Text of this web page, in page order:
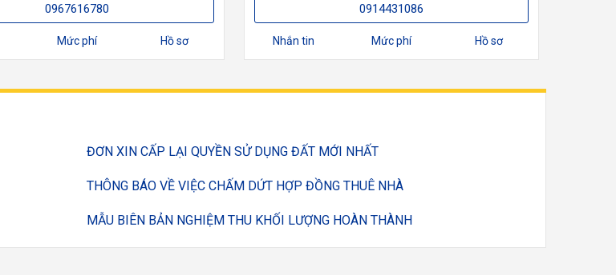
0967616780
Mức phí Hồ sơ
0914431086
Nhắn tin Mức phí Hồ sơ
ĐƠN XIN CẤP LẠI QUYỀN SỬ DỤNG ĐẤT MỚI NHẤT
THÔNG BÁO VỀ VIỆC CHẤM DỨT HỢP ĐỒNG THUÊ NHÀ
MẪU BIÊN BẢN NGHIỆM THU KHỐI LƯỢNG HOÀN THÀNH